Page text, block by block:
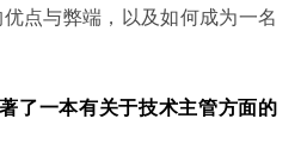
点与弊端，以及如何成为一名
了一本有关于技术主管方面的